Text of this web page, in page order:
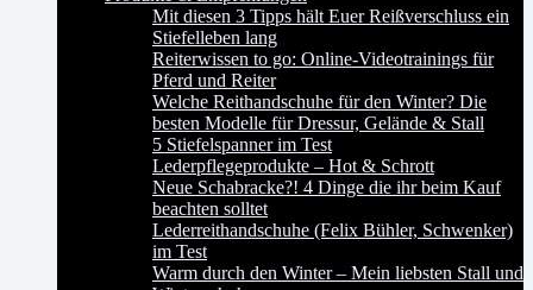
Mit diesen 3 Tipps hält Euer Reißverschluss ein
Stiefelleben lang
Reiterwissen to go: Online-Videotrainings für
Pferd und Reiter
Welche Reithandschuhe für den Winter? Die
besten Modelle für Dressur, Gelände & Stall
5 Stiefelspanner im Test
Lederpflegeprodukte – Hot & Schrott
Neue Schabracke?! 4 Dinge die ihr beim Kauf
beachten solltet
Lederreithandschuhe (Felix Bühler, Schwenker)
im Test
Warm durch den Winter – Mein liebsten Stall und